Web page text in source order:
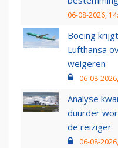
06-08-2026,
Boeing
Lufthansa
weigeren
06-08-
Analyse
duurder
de reiziger
06-08-